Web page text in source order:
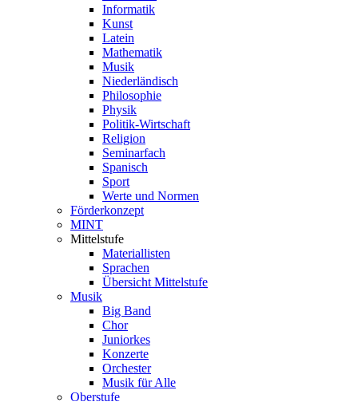
Informatik
Kunst
Latein
Mathematik
Musik
Niederländisch
Philosophie
Physik
Politik-Wirtschaft
Religion
Seminarfach
Spanisch
Sport
Werte und Normen
Förderkonzept
MINT
Mittelstufe
Materiallisten
Sprachen
Übersicht Mittelstufe
Musik
Big Band
Chor
Juniorkes
Konzerte
Orchester
Musik für Alle
Oberstufe